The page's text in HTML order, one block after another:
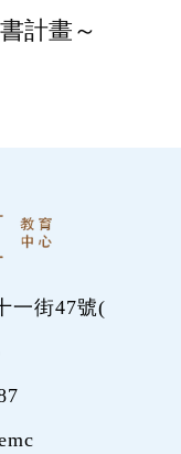
計畫～
一街47號(